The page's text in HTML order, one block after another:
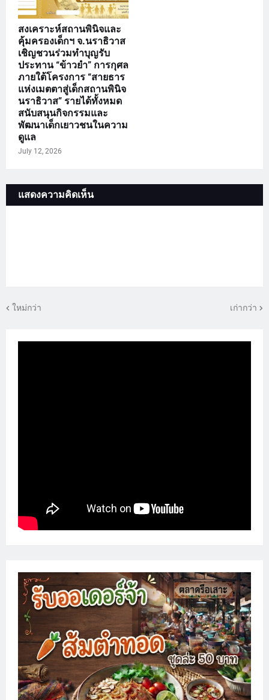
สงเคราะห์สถานพินิจและ
คุ้มครองเด็กฯ จ.นราธิวาส
เชิญชวนร่วมทำบุญรับ
ประทาน “ข้าวยำ” การกุศล
ภายใต้โครงการ “สายธาร
แห่งเมตตาสู่เด็กสถานพินิจ
นราธิวาส” รายได้ทั้งหมด
สนับสนุนกิจกรรมและ
พัฒนาเด็กเยาวชนในความ
ดูแล
July 12, 2026
แสดงความคิดเห็น
ใหม่กว่า เก่ากว่า